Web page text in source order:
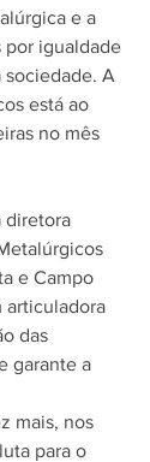
e a
por igualdade
sociedade. A
está ao
no mês
diretora
e Campo
articuladora
das
garante a
mais, nos
para o